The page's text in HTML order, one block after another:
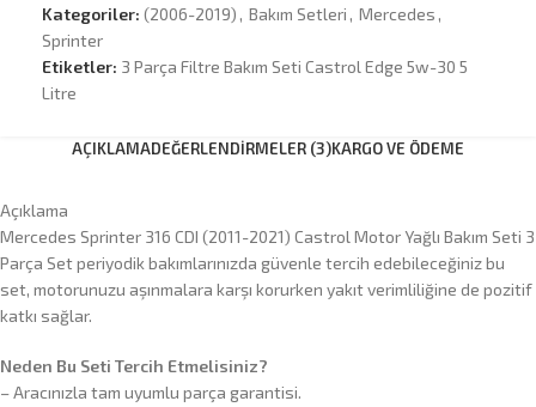
Kategoriler: (2006-2019) , Bakım Setleri , Mercedes ,
Sprinter
Etiketler: 3 Parça Filtre Bakım Seti Castrol Edge 5w-30 5
Litre
AÇIKLAMADEĞERLENDIRMELER (3)KARGO VE ÖDEME
Açıklama
Mercedes Sprinter 316 CDI (2011-2021) Castrol Motor Yağlı Bakım Seti 3
Parça Set periyodik bakımlarınızda güvenle tercih edebileceğiniz bu
set, motorunuzu aşınmalara karşı korurken yakıt verimliliğine de pozitif
katkı sağlar.
Neden Bu Seti Tercih Etmelisiniz?
– Aracınızla tam uyumlu parça garantisi.